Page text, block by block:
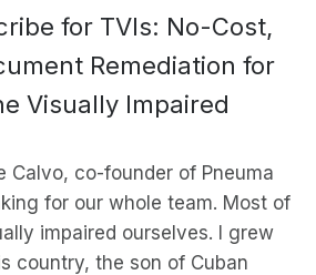
for TVIs: No-Cost,
Remediation for
Visually Impaired
Calvo, co-founder of Pneuma
for our whole team. Most of
impaired ourselves. I grew
country, the son of Cuban